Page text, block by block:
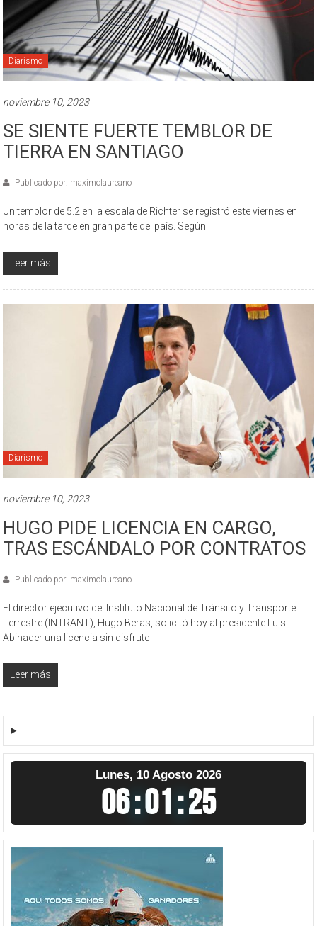
Diarismo
noviembre 10, 2023
SE SIENTE FUERTE TEMBLOR DE
TIERRA EN SANTIAGO
Publicado por: maximolaureano
Un temblor de 5.2 en la escala de Richter se registró este viernes en
horas de la tarde en gran parte del país. Según
Leer más
Diarismo
noviembre 10, 2023
HUGO PIDE LICENCIA EN CARGO,
TRAS ESCÁNDALO POR CONTRATOS
Publicado por: maximolaureano
El director ejecutivo del Instituto Nacional de Tránsito y Transporte
Terrestre (INTRANT), Hugo Beras, solicitó hoy al presidente Luis
Abinader una licencia sin disfrute
Leer más
Lunes, 10 Agosto 2026
06:01:26